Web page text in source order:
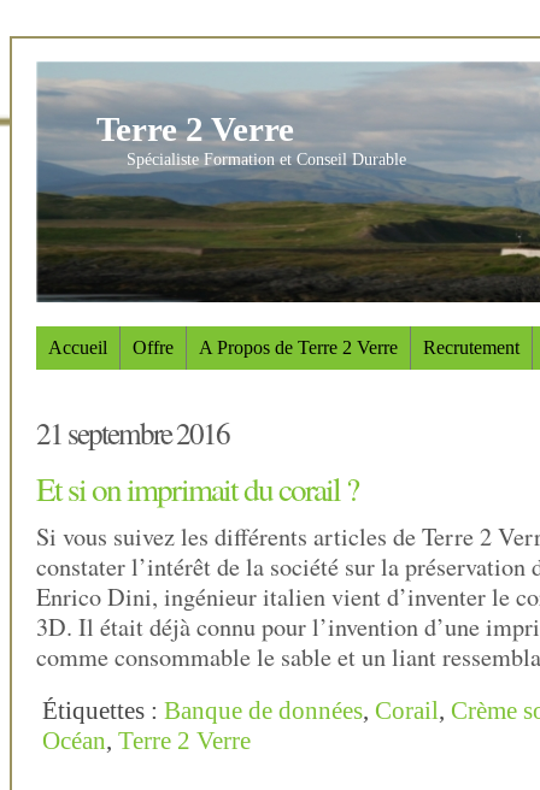
Terre 2 Verre
Spécialiste Formation et Conseil Durable
Accueil Offre A Propos de Terre 2 Verre Recrutement
21 septembre 2016
Et si on imprimait du corail ?
Si vous suivez les différents articles de Terre 2
constater l’intérêt de la société sur la préservation
Enrico Dini, ingénieur italien vient d’inventer le
3D. Il était déjà connu pour l’invention d’une
comme consommable le sable et un liant
Étiquettes : Banque de données, Corail, Crème
Océan, Terre 2 Verre